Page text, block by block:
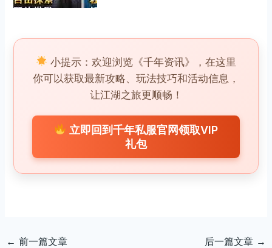
小提示：欢迎浏览《千年资讯》，在这里
你可以获取最新攻略、玩法技巧和活动信息，
让江湖之旅更顺畅！
立即回到千年私服官网领取VIP
礼包
← 前一篇文章 后一篇文章 →